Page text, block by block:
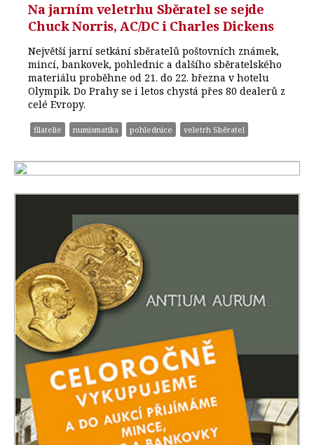
Na jarním veletrhu Sběratel se sejde
Chuck Norris, AC/DC i Charles Dickens
Největší jarní setkání sběratelů poštovních známek,
mincí, bankovek, pohlednic a dalšího sběratelského
materiálu proběhne od 21. do 22. března v hotelu
Olympik. Do Prahy se i letos chystá přes 80 dealerů z
celé Evropy.
filatelie numismatika pohlednice veletrh Sběratel